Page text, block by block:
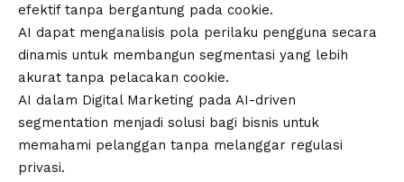
efektif tanpa bergantung pada cookie.
AI dapat menganalisis pola perilaku pengguna secara
dinamis untuk membangun segmentasi yang lebih
akurat tanpa pelacakan cookie.
AI dalam Digital Marketing pada AI-driven
segmentation menjadi solusi bagi bisnis untuk
memahami pelanggan tanpa melanggar regulasi
privasi.